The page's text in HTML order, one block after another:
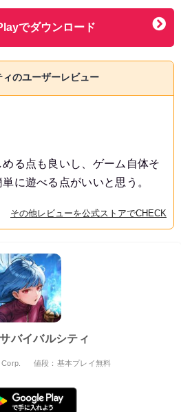
でダウンロード
のユーザーレビュー
る点も良いし、ゲーム自体そ
に遊べる点がいいと思う。
その他レビューを公式ストアでCHECK
バイバルシティ
値段：基本プレイ無料